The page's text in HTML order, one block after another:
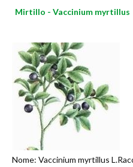
Mirtillo - Vaccinium myrtillus
Nome: Vaccinium myrtillus